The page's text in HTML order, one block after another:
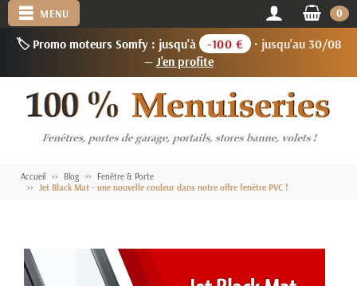
🏷️ Promo moteurs Somfy : jusqu'à -100 €
· jusqu'au 30/08
— J'en profite
MENU 0
Accueil Blog
Fenêtre & Porte
Jet Black Mat - une nouvelle couleur dans notre offre fenêtre PVC !